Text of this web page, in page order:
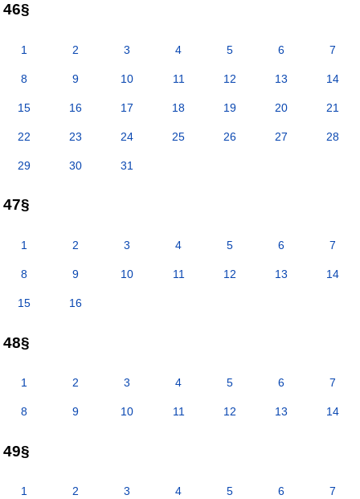
46§
1 2 3 4 5 6 7
8 9 10 11 12 13 14
15 16 17 18 19 20 21
22 23 24 25 26 27 28
29 30 31
47§
1 2 3 4 5 6 7
8 9 10 11 12 13 14
15 16
48§
1 2 3 4 5 6 7
8 9 10 11 12 13 14
49§
1 2 3 4 5 6 7